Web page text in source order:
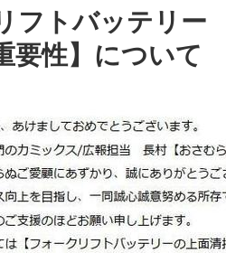
フトバッテリー
要性】について